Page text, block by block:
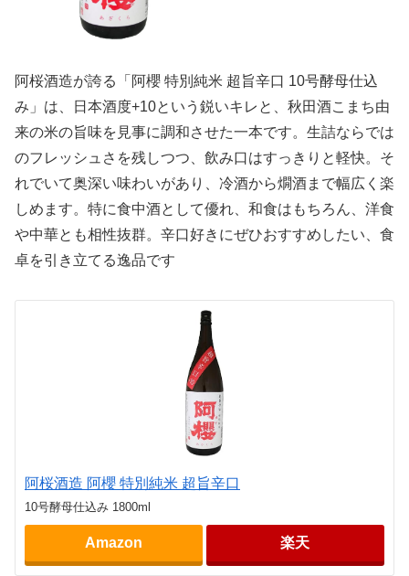
阿桜酒造が誇る「阿櫻 特別純米 超旨辛口 10号酵母仕込
み」は、日本酒度+10という鋭いキレと、秋田酒こまち由
来の米の旨味を見事に調和させた一本です。生詰ならでは
のフレッシュさを残しつつ、飲み口はすっきりと軽快。そ
れでいて奥深い味わいがあり、冷酒から燗酒まで幅広く楽
しめます。特に食中酒として優れ、和食はもちろん、洋食
や中華とも相性抜群。辛口好きにぜひおすすめしたい、食
卓を引き立てる逸品です
阿桜酒造 阿櫻 特別純米 超旨辛口
10号酵母仕込み 1800ml
Amazon 楽天